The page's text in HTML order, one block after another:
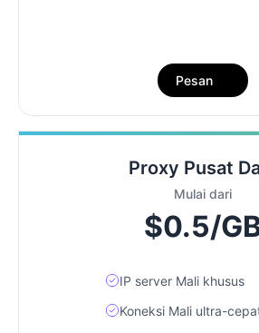
Pesan
Proxy Pusat
Mulai dari
$0.5/
IP server Mali khusus
Koneksi Mali ultra-